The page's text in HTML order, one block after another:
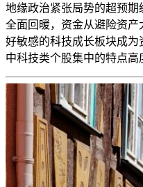
地缘政治紧张局势的超预期
全面回暖，资金从避险资
好敏感的科技成长板块成
中科技类个股集中的特点高